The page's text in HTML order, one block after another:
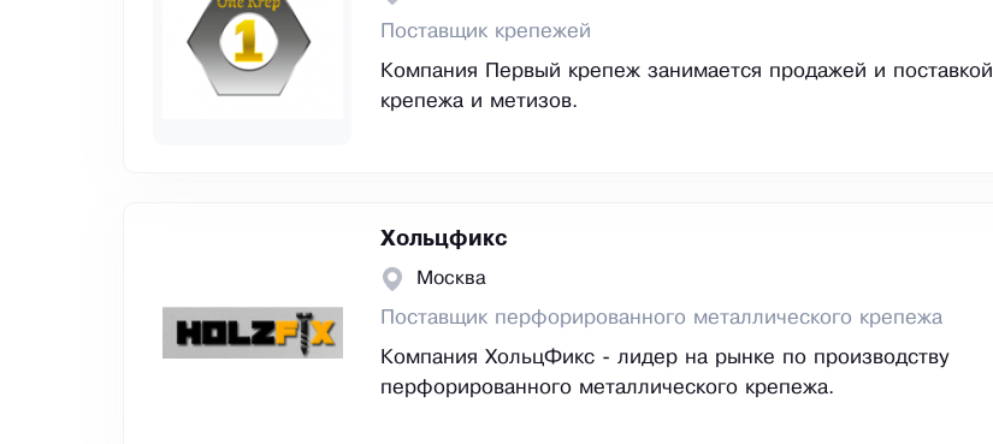
Поставщик крепежей
Компания Первый крепеж занимается продажей и поставкой
крепежа и метизов.
Хольцфикс
Москва
Поставщик перфорированного металлического крепежа
Компания ХольцФикс - лидер на рынке по производству
перфорированного металлического крепежа.